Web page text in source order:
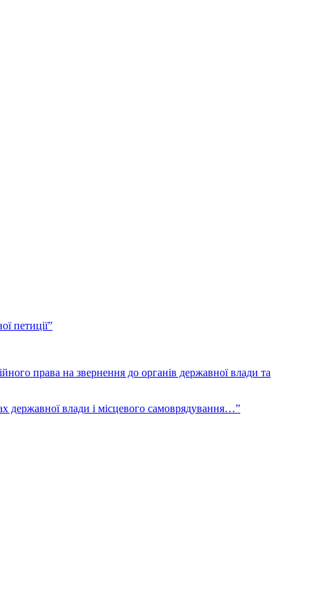
петиції”
права на звернення до органів державної влади та
влади і місцевого самоврядування…”